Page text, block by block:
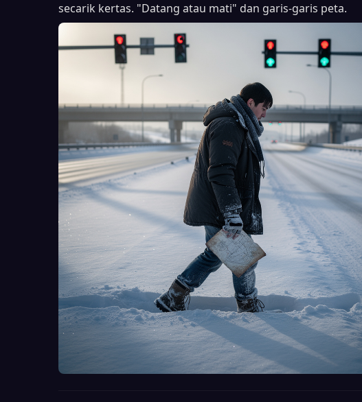
secarik kertas. "Datang atau mati" dan garis-garis peta.